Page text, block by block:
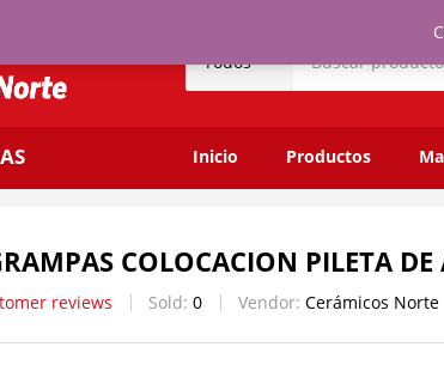
Todos
Inicio Productos
reviews Sold:0 Vendor:Cerámicos Norte
COLOCACION PILETA DE
reviews Sold: 0 Vendor: Cerámicos Norte